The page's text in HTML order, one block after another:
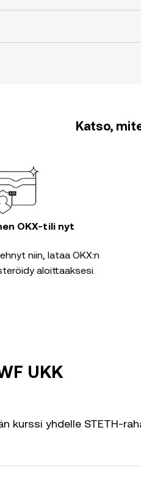
Katso,
OKX-tili nyt
niin, lataa OKX:n
aloittaaksesi.
UKK
kurssi yhdelle STETH-